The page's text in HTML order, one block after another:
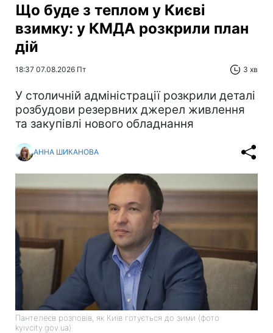
Що буде з теплом у Києві
взимку: у КМДА розкрили план
дій
18:37 07.08.2026 Пт 3 хв
У столичній адміністрації розкрили деталі
розбудови резервних джерел живлення
та закупівлі нового обладнання
АННА ШИКАНОВА
Пантелеєв розповів, як Київ готується до зими (фото:
kyivcity.gov.ua)